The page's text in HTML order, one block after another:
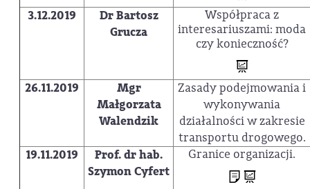
3.12.2019
Dr Bartosz
Grucza
Współpraca z
interesariuszami: moda
czy konieczność?
26.11.2019
Mgr
Małgorzata
Walendzik
Zasady podejmowania i
wykonywania
działalności w zakresie
transportu drogowego.
19.11.2019
Prof. dr hab.
Szymon Cyfert
Granice organizacji.